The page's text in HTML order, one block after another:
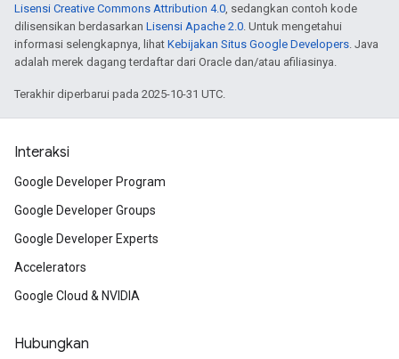
Lisensi Creative Commons Attribution 4.0 , sedangkan contoh kode
dilisensikan berdasarkan Lisensi Apache 2.0 . Untuk mengetahui
informasi selengkapnya, lihat Kebijakan Situs Google Developers . Java
adalah merek dagang terdaftar dari Oracle dan/atau afiliasinya.
Terakhir diperbarui pada 2025-10-31 UTC.
Interaksi
Google Developer Program
Google Developer Groups
Google Developer Experts
Accelerators
Google Cloud & NVIDIA
Hubungkan